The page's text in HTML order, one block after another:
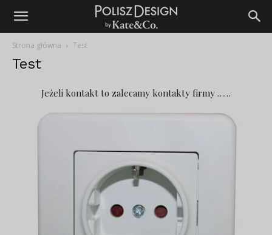
Strona główna Test
Test
Jeżeli kontakt to zalecamy kontakty firmy ……